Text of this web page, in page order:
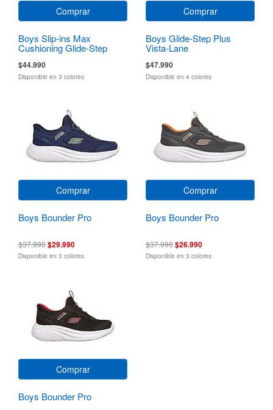
Comprar
Boys Slip-ins Max
Cushioning Glide-Step
$44.990
Disponible en 3 colores
Comprar
Boys Glide-Step Plus
Vista-Lane
$47.990
Disponible en 4 colores
Comprar
Boys Bounder Pro
$37.990$29.990
Disponible en 3 colores
Comprar
Boys Bounder Pro
$37.990$26.990
Disponible en 3 colores
Comprar
Boys Bounder Pro